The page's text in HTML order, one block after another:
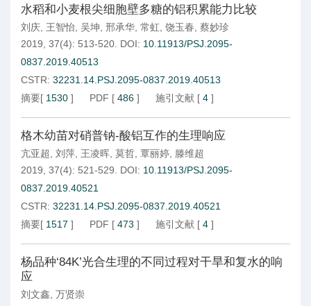
水稻和小麦根尖细胞壁多糖的铝积累能力比较
刘庆 王智怡 吴坤 邢承华 常虹 饶玉春 蔡妙珍
2019, 37(4): 513-520. DOI: 10.11913/PSJ.2095-
0837.2019.40513
CSTR: 32231.14.PSJ.2095-0837.2019.40513
摘要[ 1530 ] PDF [ 486 ] 施引文献 [ 4 ]
格木幼苗对硝普钠-酸铝互作的生理响应
亢亚超 刘萍 王凌晖 莫哲 覃丽婷 滕维超
2019, 37(4): 521-529.
DOI: 10.11913/PSJ.2095-
0837.2019.40521
CSTR: 32231.14.PSJ.2095-0837.2019.40521
摘要[ 1517 ] PDF [ 473 ] 施引文献 [ 4 ]
杨品种‘84K’光合生理的不同过程对干旱和复水的响
应
刘文鑫 万贤崇